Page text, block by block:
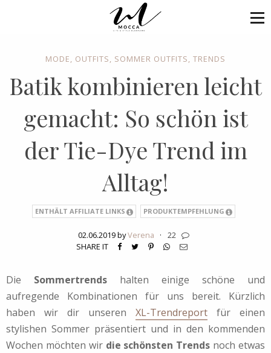
MODE, OUTFITS, SOMMER OUTFITS, TRENDS
Batik kombinieren leicht
gemacht: So schön ist
der Tie-Dye Trend im
Alltag!
ENTHÄLT AFFILIATE LINKS PRODUKTEMPFEHLUNG
02.06.2019 byVerena ·
22
SHARE IT
Die Sommertrends halten einige schöne und
aufregende Kombinationen für uns bereit. Kürzlich
haben wir dir unseren XL-Trendreport für einen
stylishen Sommer präsentiert und in den kommenden
Wochen möchten wir die schönsten Trends noch etwas